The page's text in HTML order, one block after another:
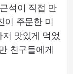
석이 직접 만
이 주문한 미
맛있게 먹었
친구들에게